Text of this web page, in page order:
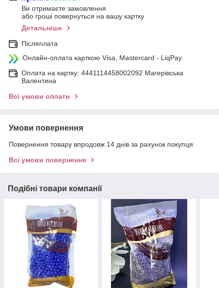
Ви отримаєте замовлення
або гроші повернуться на вашу картку
Детальніше
Післяплата
Онлайн-оплата карткою Visa, Mastercard - LiqPay
Оплата на картку: 4441114458002092 Магерівська
Валентина
Всі умови оплати
Умови повернення
Повернення товару впродовж 14 днів за рахунок покупця
Всі умови повернення
Подібні товари компанії